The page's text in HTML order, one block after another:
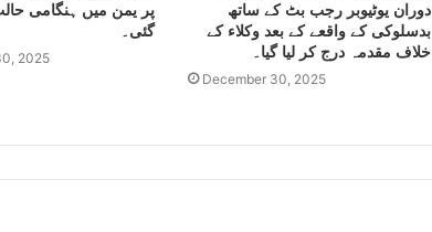
پر یمن میں ہنگامی
گئی۔
2025
دوران یوٹیوبر رجب بٹ کے ساتھ
بدسلوکی کے واقعے کے بعد وکلاء کے
خلاف مقدمہ درج کر لیا گیا۔
December 30, 2025